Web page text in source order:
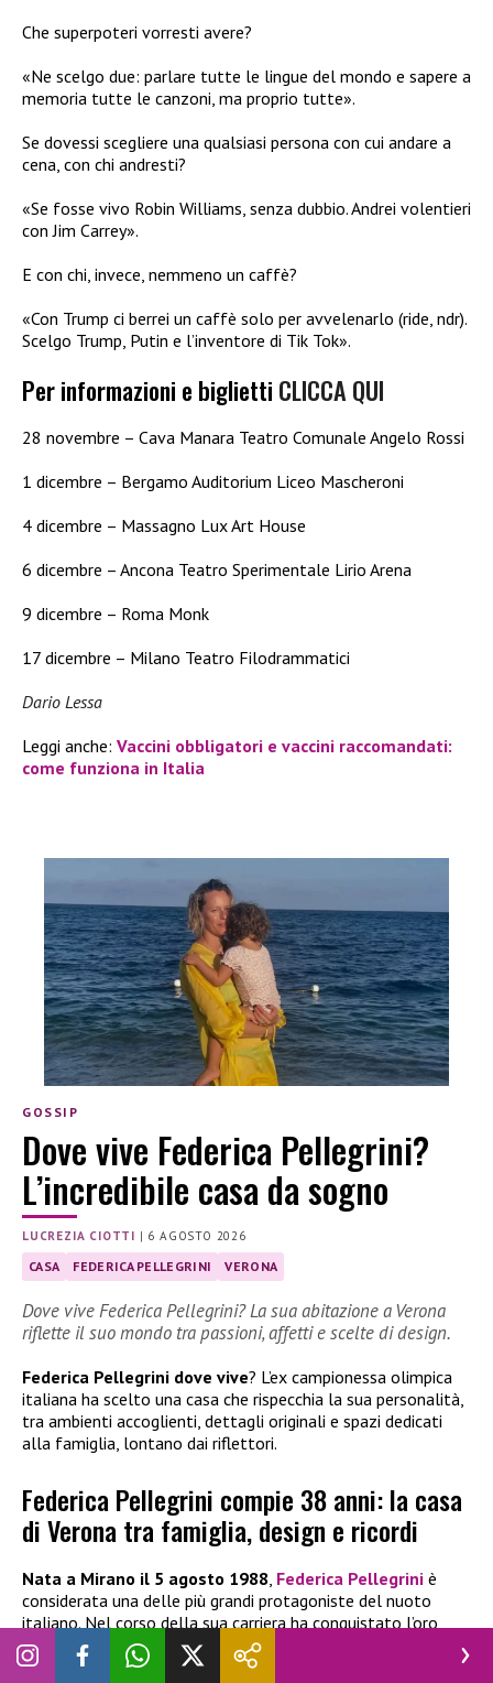
Che superpoteri vorresti avere?
«Ne scelgo due: parlare tutte le lingue del mondo e sapere a
memoria tutte le canzoni, ma proprio tutte».
Se dovessi scegliere una qualsiasi persona con cui andare a
cena, con chi andresti?
«Se fosse vivo Robin Williams, senza dubbio. Andrei volentieri
con Jim Carrey».
E con chi, invece, nemmeno un caffè?
«Con Trump ci berrei un caffè solo per avvelenarlo (ride, ndr).
Scelgo Trump, Putin e l’inventore di Tik Tok».
Per informazioni e biglietti CLICCA QUI
28 novembre – Cava Manara Teatro Comunale Angelo Rossi
1 dicembre – Bergamo Auditorium Liceo Mascheroni
4 dicembre – Massagno Lux Art House
6 dicembre – Ancona Teatro Sperimentale Lirio Arena
9 dicembre – Roma Monk
17 dicembre – Milano Teatro Filodrammatici
Dario Lessa
Leggi anche: Vaccini obbligatori e vaccini raccomandati:
come funziona in Italia
GOSSIP
Dove vive Federica Pellegrini?
L’incredibile casa da sogno
LUCREZIA CIOTTI | 6 AGOSTO 2026
CASA FEDERICA PELLEGRINI VERONA
Dove vive Federica Pellegrini? La sua abitazione a Verona
riflette il suo mondo tra passioni, affetti e scelte di design.
Federica Pellegrini dove vive? L’ex campionessa olimpica
italiana ha scelto una casa che rispecchia la sua personalità,
tra ambienti accoglienti, dettagli originali e spazi dedicati
alla famiglia, lontano dai riflettori.
Federica Pellegrini compie 38 anni: la casa
di Verona tra famiglia, design e ricordi
Nata a Mirano il 5 agosto 1988 Federica Pellegrini è
considerata una delle più grandi protagoniste del nuoto
italiano. Nel corso della sua carriera ha conquistato l’oro
olimpico nei 200 stile libero a Pechino 2008 e numerosi
successi mondiali, diventando un simbolo dello sport